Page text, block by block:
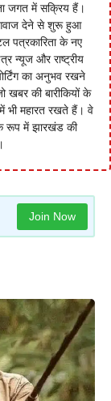
जगत में सक्रिय हैं।
देने से शुरू हुआ
पत्रकारिता के नए
न्यूज और राष्ट्रीय
का अनुभव रखने
की बारीकियों के
भी महारत रखते हैं। वे
रूप में झारखंड की
Join Now